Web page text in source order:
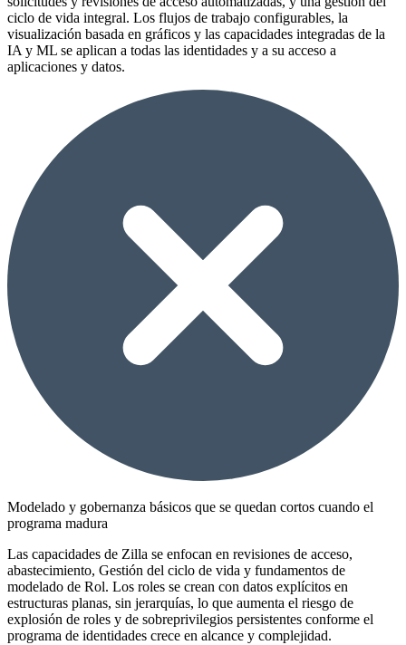
ciclo de vida integral. Los flujos de trabajo configurables, la
visualización basada en gráficos y las capacidades integradas de la
IA y ML se aplican a todas las identidades y a su acceso a
aplicaciones y datos.
Modelado y gobernanza básicos que se quedan cortos cuando el
programa madura
Las capacidades de Zilla se enfocan en revisiones de acceso,
abastecimiento, Gestión del ciclo de vida y fundamentos de
modelado de Rol. Los roles se crean con datos explícitos en
estructuras planas, sin jerarquías, lo que aumenta el riesgo de
explosión de roles y de sobreprivilegios persistentes conforme el
programa de identidades crece en alcance y complejidad.